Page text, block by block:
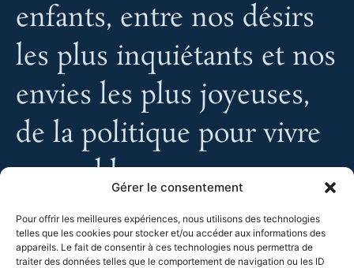
Gérer le consentement
Pour offrir les meilleures expériences, nous utilisons des technologies
telles que les cookies pour stocker et/ou accéder aux informations des
appareils. Le fait de consentir à ces technologies nous permettra de
traiter des données telles que le comportement de navigation ou les ID
enfants, entre nos désirs
les plus inquiétants et nos
envies les plus joyeuses,
de la politique pour vivre
ensemble.
RIBOULET
2018,
a écrit avecPatrickBOUCHERON«Prendre date
en 2015,